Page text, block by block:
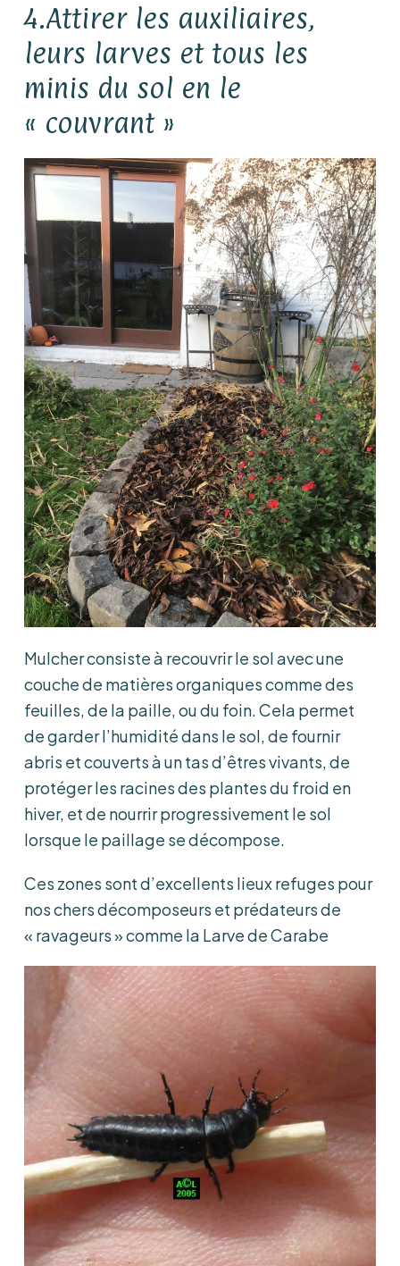
4.Attirer les auxiliaires,
leurs larves et tous les
minis du sol en le
« couvrant »
Mulcher consiste à recouvrir le sol avec une
couche de matières organiques comme des
feuilles, de la paille, ou du foin. Cela permet
de garder l’humidité dans le sol, de fournir
abris et couverts à un tas d’êtres vivants, de
protéger les racines des plantes du froid en
hiver, et de nourrir progressivement le sol
lorsque le paillage se décompose.
Ces zones sont d’excellents lieux refuges pour
nos chers décomposeurs et prédateurs de
« ravageurs » comme la Larve de Carabe